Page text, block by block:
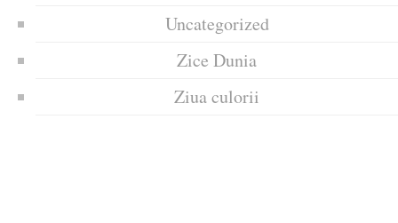
Uncategorized
Zice Dunia
Ziua culorii